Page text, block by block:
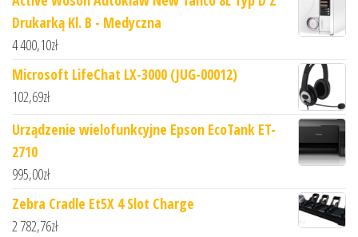
Drukarką Kl. B - Medyczna
4 400,10zł
Microsoft LifeChat LX-3000 (JUG-00012)
102,69zł
Urządzenie wielofunkcyjne Epson EcoTank ET-
2710
995,00zł
Zebra Cradle Et5X 4 Slot Charge
2 782,76zł